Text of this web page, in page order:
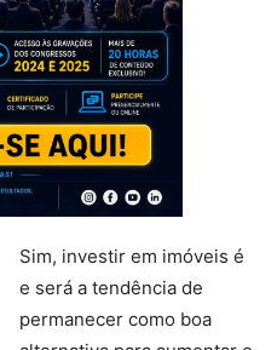
Sim, investir em imóveis é
e será a tendência de
permanecer como boa